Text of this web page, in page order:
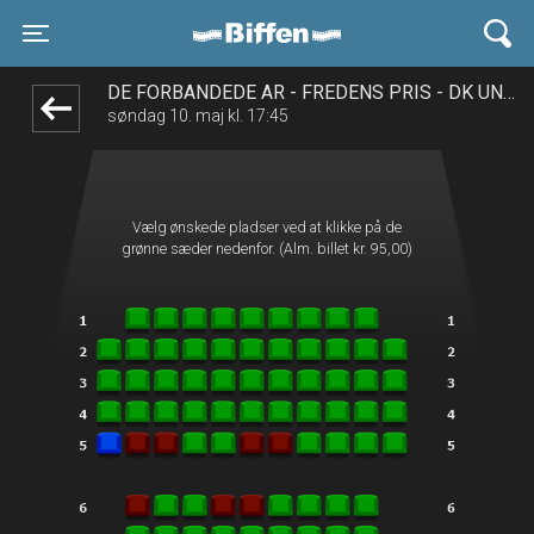
Biffen Odder
DE FORBANDEDE ÅR - FREDENS PRIS - DK UNDERTEKSTER
søndag 10. maj kl. 17:45
Vælg ønskede pladser ved at klikke på de
grønne sæder nedenfor. (Alm. billet kr. 95,00)
1step-front02 030110